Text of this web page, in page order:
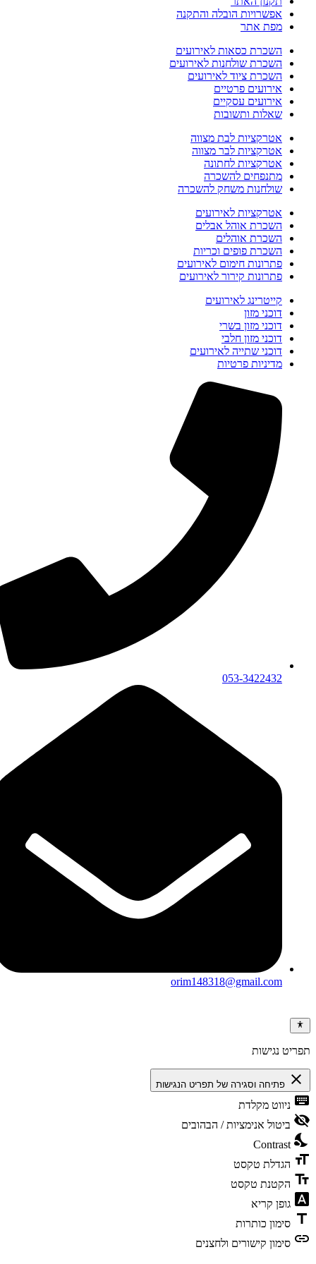
אפשרויות הובלה והתקנה
מפת אתר
השכרת כסאות לאירועים
השכרת שולחנות לאירועים
השכרת ציוד לאירועים
אירועים פרטיים
אירועים עסקיים
שאלות ותשובות
אטרקציות לבת מצווה
אטרקציות לבר מצווה
אטרקציות לחתונה
מתנפחים להשכרה
שולחנות משחק להשכרה
אטרקציות לאירועים
השכרת אוהל אבלים
השכרת אוהלים
השכרת פופים וכריות
פתרונות חימום לאירועים
פתרונות קירור לאירועים
קייטרינג לאירועים
דוכני מזון
דוכני מזון בשרי
דוכני מזון חלבי
דוכני שתייה לאירועים
מדיניות פרטיות
053-3422432
orim148318@gmail.com
נגישות
close פתיחה וסגירה של תפריט הנגישות
ניווט מקלדת
ביטול אנימציות / הבהובים
Contrast
הגדלת טקסט
הקטנת טקסט
גופן קריא
סימון כותרות
סימון קישורים ולחצנים